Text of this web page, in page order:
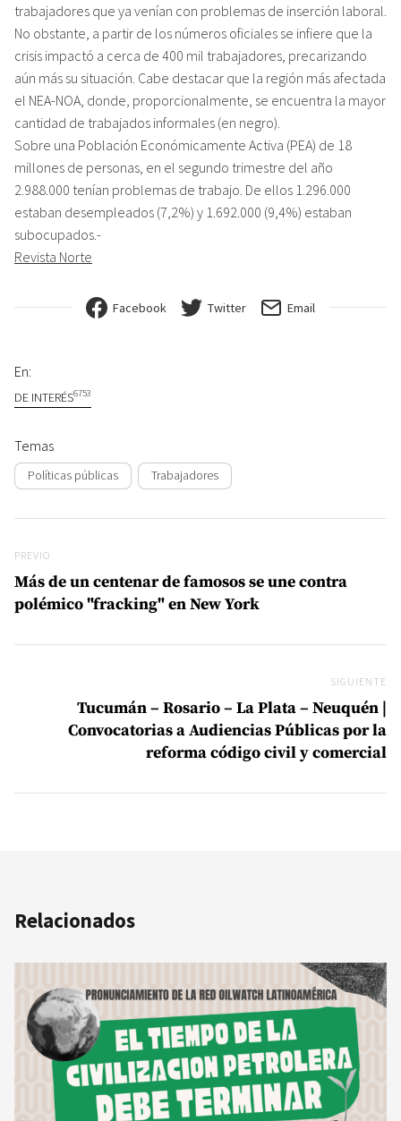
trabajadores que ya venían con problemas de inserción laboral.
No obstante, a partir de los números oficiales se infiere que la
crisis impactó a cerca de 400 mil trabajadores, precarizando
aún más su situación. Cabe destacar que la región más afectada
el NEA-NOA, donde, proporcionalmente, se encuentra la mayor
cantidad de trabajados informales (en negro).
Sobre una Población Económicamente Activa (PEA) de 18
millones de personas, en el segundo trimestre del año
2.988.000 tenían problemas de trabajo. De ellos 1.296.000
estaban desempleados (7,2%) y 1.692.000 (9,4%) estaban
subocupados.-
Revista Norte
Facebook Twitter Email
En:
DE INTERÉS6753
Temas
Políticas públicas Trabajadores
Previo
PREVIO
Más de un centenar de famosos se une contra
polémico "fracking" en New York
SIGUIENTE
Tucumán – Rosario – La Plata – Neuquén |
Convocatorias a Audiencias Públicas por la
reforma código civil y comercial
Relacionados